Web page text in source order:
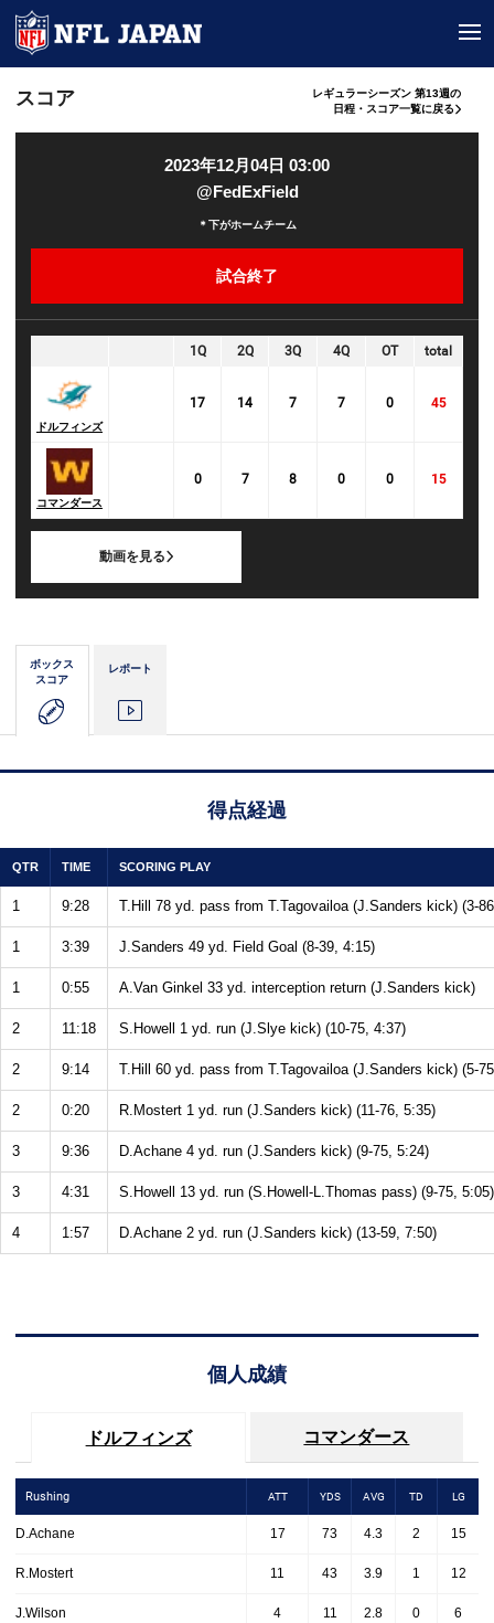
スコア
レギュラーシーズン 第13週の
日程・スコア一覧に戻る
2023年12月04日 03:00
@FedExField
＊下がホームチーム
試合終了
1Q 2Q 3Q 4Q OT total
ドルフィンズ
17 14 7 7 0 45
コマンダース
0 7 8 0 0 15
動画を見る
ボックス
スコア
レポート
得点経過
QTR TIME SCORING PLAY
1 9:28 T.Hill 78 yd. pass from T.Tagovailoa (J.Sanders kick) (3-
1 3:39 J.Sanders 49 yd. Field Goal (8-39, 4:15)
1 0:55 A.Van Ginkel 33 yd. interception return (J.Sanders kick)
2 11:18 S.Howell 1 yd. run (J.Slye kick) (10-75, 4:37)
2 9:14 T.Hill 60 yd. pass from T.Tagovailoa (J.Sanders kick) (5-
2 0:20 R.Mostert 1 yd. run (J.Sanders kick) (11-76, 5:35)
3 9:36 D.Achane 4 yd. run (J.Sanders kick) (9-75, 5:24)
3 4:31 S.Howell 13 yd. run (S.Howell-L.Thomas pass) (9-75, 5:05)
4 1:57 D.Achane 2 yd. run (J.Sanders kick) (13-59, 7:50)
個人成績
ドルフィンズ コマンダース
Rushing ATT YDS AVG TD LG
D.Achane 17 73 4.3 2 15
R.Mostert 11 43 3.9 1 12
J.Wilson 4 11 2.8 0 6